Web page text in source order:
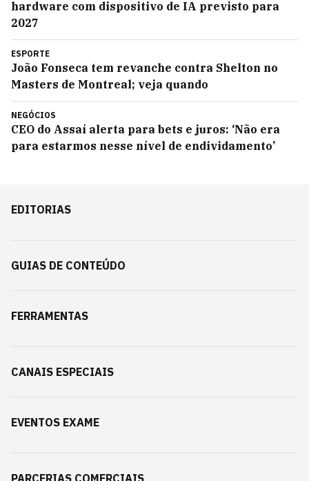
hardware com dispositivo de IA previsto para
2027
ESPORTE
João Fonseca tem revanche contra Shelton no
Masters de Montreal; veja quando
NEGÓCIOS
CEO do Assaí alerta para bets e juros: ‘Não era
para estarmos nesse nível de endividamento’
EDITORIAS
GUIAS DE CONTEÚDO
FERRAMENTAS
CANAIS ESPECIAIS
EVENTOS EXAME
PARCERIAS COMERCIAIS